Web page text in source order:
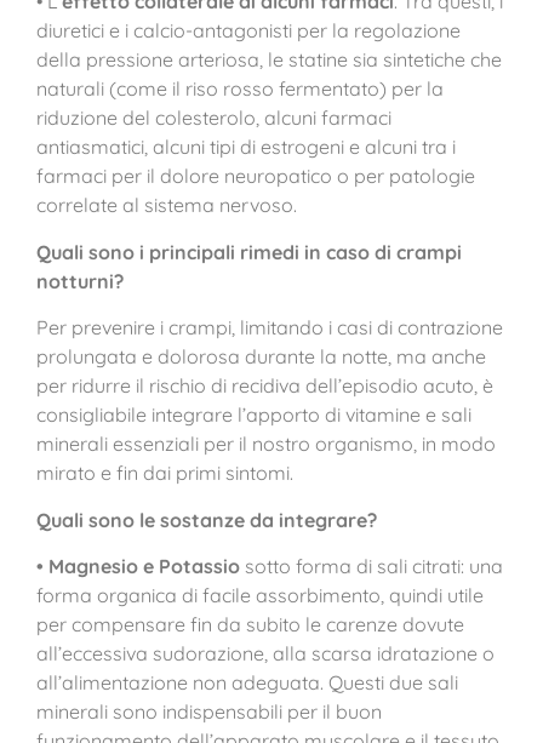
diuretici e i calcio-antagonisti per la regolazione
della pressione arteriosa, le statine sia sintetiche che
naturali (come il riso rosso fermentato) per la
riduzione del colesterolo, alcuni farmaci
antiasmatici, alcuni tipi di estrogeni e alcuni tra i
farmaci per il dolore neuropatico o per patologie
correlate al sistema nervoso.
Quali sono i principali rimedi in caso di crampi
notturni?
Per prevenire i crampi, limitando i casi di contrazione
prolungata e dolorosa durante la notte, ma anche
per ridurre il rischio di recidiva dell’episodio acuto, è
consigliabile integrare l’apporto di vitamine e sali
minerali essenziali per il nostro organismo, in modo
mirato e fin dai primi sintomi.
Quali sono le sostanze da integrare?
• Magnesio e Potassio sotto forma di sali citrati: una
forma organica di facile assorbimento, quindi utile
per compensare fin da subito le carenze dovute
all’eccessiva sudorazione, alla scarsa idratazione o
all’alimentazione non adeguata. Questi due sali
minerali sono indispensabili per il buon